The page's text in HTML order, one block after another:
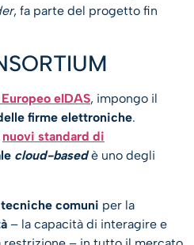
, fa parte del progetto fin
eIDAS, impongo il
firme elettroniche.
nuovi standard di
cloud-basedè uno degli
comuni per la
– la capacità di interagire e